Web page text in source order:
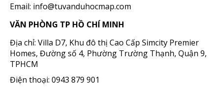
Email: info@tuvanduhocmap.com
VĂN PHÒNG TP HỒ CHÍ MINH
Địa chỉ: Villa D7, Khu đô thị Cao Cấp Simcity Premier
Homes, Đường số 4, Phường Trường Thạnh, Quận 9,
TPHCM
Điện thoại: 0943 879 901